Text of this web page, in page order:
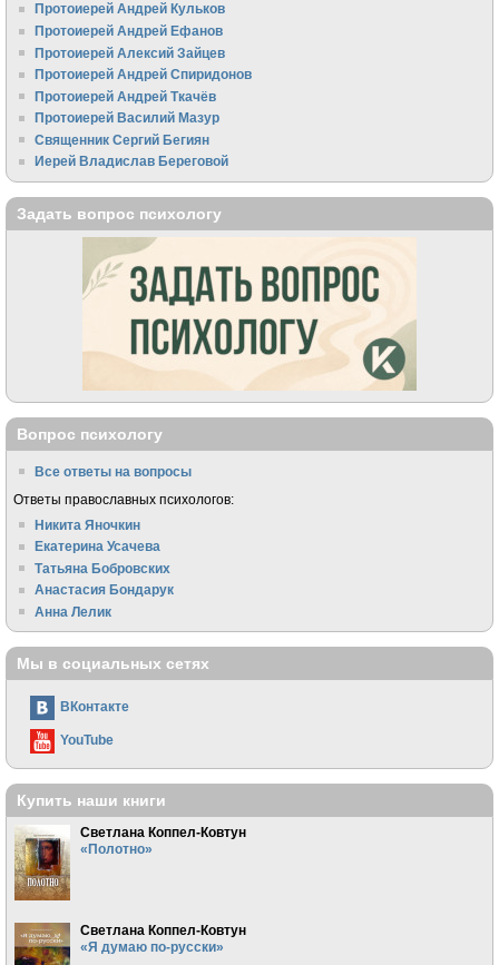
Протоиерей Андрей Кульков
Протоиерей Андрей Ефанов
Протоиерей Алексий Зайцев
Протоиерей Андрей Спиридонов
Протоиерей Андрей Ткачёв
Протоиерей Василий Мазур
Священник Сергий Бегиян
Иерей Владислав Береговой
Задать вопрос психологу
Вопрос психологу
Все ответы на вопросы
Ответы православных психологов:
Никита Яночкин
Екатерина Усачева
Татьяна Бобровских
Анастасия Бондарук
Анна Лелик
Мы в социальных сетях
ВКонтакте
YouTube
Купить наши книги
Светлана Коппел-Ковтун
«Полотно»
Светлана Коппел-Ковтун
«Я думаю по-русски»